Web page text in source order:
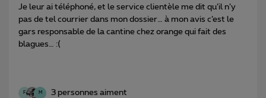
Je leur ai téléphoné, et le service clientèle me dit qu’il n’y
pas de tel courrier dans mon dossier… à mon avis c’est le
gars responsable de la cantine chez orange qui fait des
blagues… :(
F M 3 personnes aiment